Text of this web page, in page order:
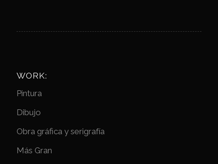
WORK:
Pintura
Dibujo
Obra gráfica y serigrafía
Más Gran